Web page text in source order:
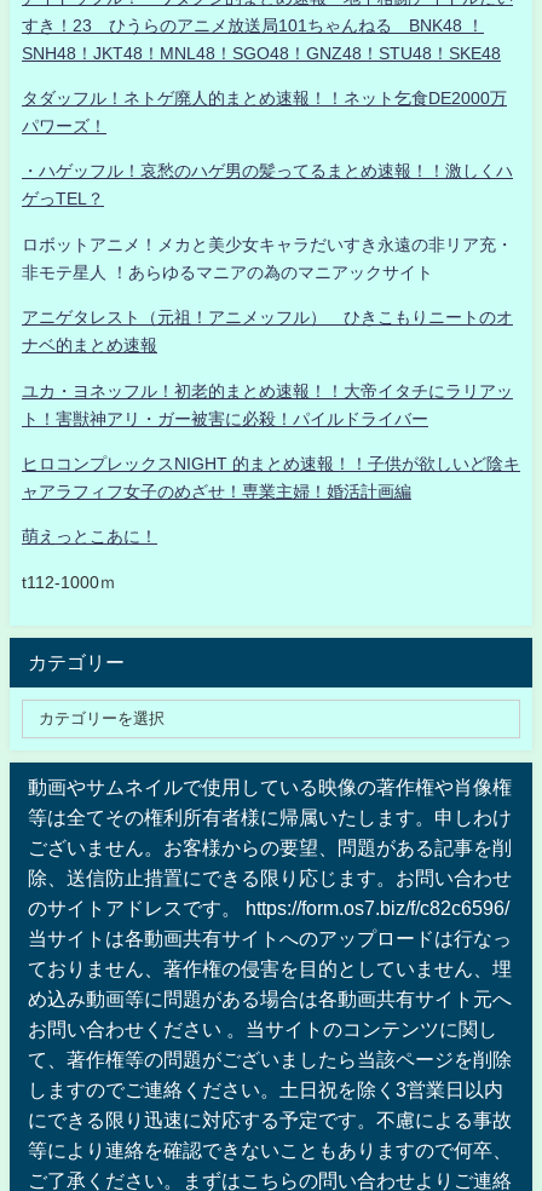
すき！23 ひうらのアニメ放送局101ちゃんねる BNK48 ！
SNH48！JKT48！MNL48！SGO48！GNZ48！STU48！SKE48
タダッフル！ネトゲ廃人的まとめ速報！！ネット乞食DE2000万
パワーズ！
・ハゲッフル！哀愁のハゲ男の髪ってるまとめ速報！！激しくハ
ゲっTEL？
ロボットアニメ！メカと美少女キャラだいすき永遠の非リア充・
非モテ星人 ！あらゆるマニアの為のマニアックサイト
アニゲタレスト（元祖！アニメッフル） ひきこもりニートのオ
ナベ的まとめ速報
ユカ・ヨネッフル！初老的まとめ速報！！大帝イタチにラリアッ
ト！害獣神アリ・ガー被害に必殺！パイルドライバー
ヒロコンプレックスNIGHT 的まとめ速報！！子供が欲しいど陰キ
ャアラフィフ女子のめざせ！専業主婦！婚活計画編
萌えっとこあに！
t112-1000ｍ
カテゴリー
動画やサムネイルで使用している映像の著作権や肖像権
等は全てその権利所有者様に帰属いたします。申しわけ
ございません。お客様からの要望、問題がある記事を削
除、送信防止措置にできる限り応じます。お問い合わせ
のサイトアドレスです。 https://form.os7.biz/f/c82c6596/
当サイトは各動画共有サイトへのアップロードは行なっ
ておりません、著作権の侵害を目的としていません、埋
め込み動画等に問題がある場合は各動画共有サイト元へ
お問い合わせください 。当サイトのコンテンツに関し
て、著作権等の問題がございましたら当該ページを削除
しますのでご連絡ください。土日祝を除く3営業日以内
にできる限り迅速に対応する予定です。不慮による事故
等により連絡を確認できないこともありますので何卒、
ご了承ください。まずはこちらの問い合わせよりご連絡